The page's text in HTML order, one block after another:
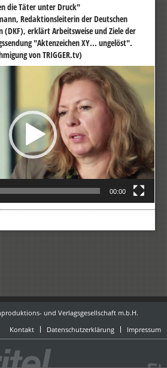
die Täter unter Druck"
Redaktionsleiterin der Deutschen
erklärt Arbeitsweise und Ziele der
"Aktenzeichen XY... ungelöst".
von TRIGGER.tv)
00:00
und Verlagsgesellschaft m.b.H.
Kontakt
Datenschutzerklärung Impressum